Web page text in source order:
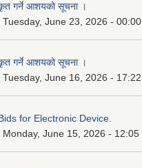
गर्ने आशयको सूचना ।
Tuesday, June 23, 2026 - 00:00
गर्ने आशयको सूचना ।
Tuesday, June 16, 2026 - 17:22
for Electronic Device.
Monday, June 15, 2026 - 12:05